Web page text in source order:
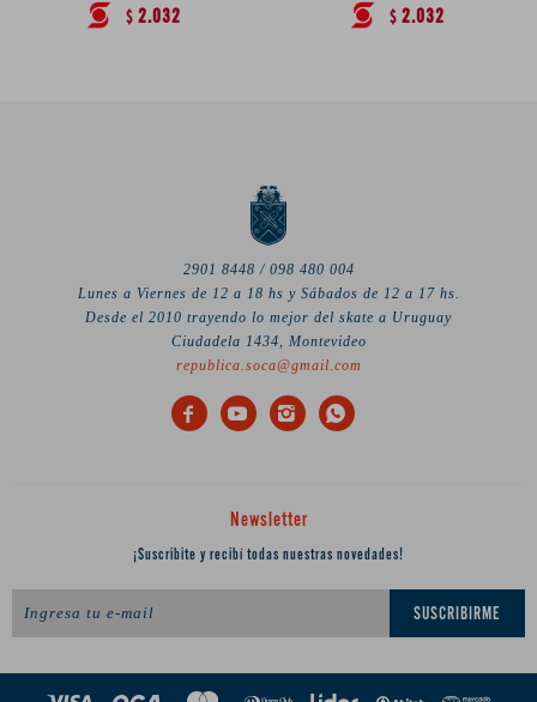
$ 2.032 $ 2.032
2901 8448 / 098 480 004
Lunes a Viernes de 12 a 18 hs y Sábados de 12 a 17 hs.
Desde el 2010 trayendo lo mejor del skate a Uruguay
Ciudadela 1434, Montevideo
republica.soca@gmail.com
   
Newsletter
¡Suscribite y recibí todas nuestras novedades!
SUSCRIBIRME